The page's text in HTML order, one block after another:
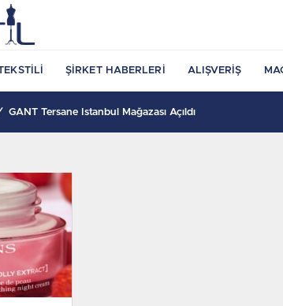
ŞIRKET HABERLERI ALIŞVERIŞ
GANT Tersane İstanbul Mağazası Açıldı